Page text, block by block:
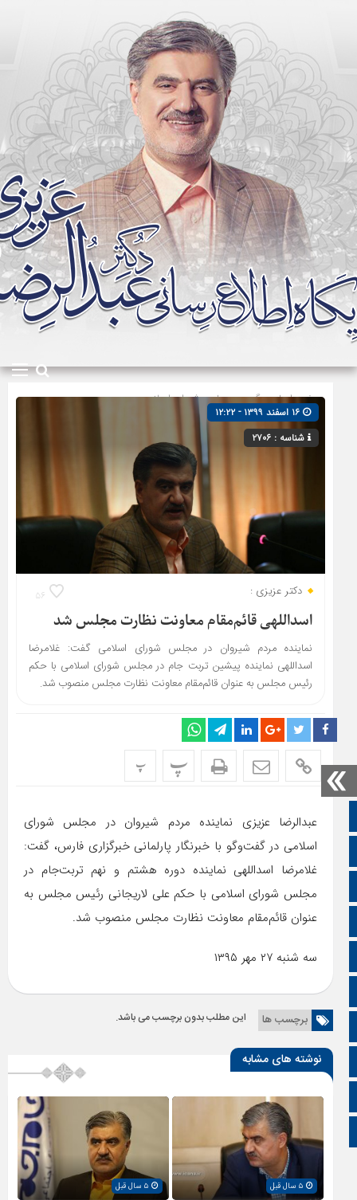
صفحه نخست
تالار گفتمان
اپلیکیشن سایت
آپارات
اینستاگرام
اطلاعات سایت
زبان انگلیسی
صفحه اصلی» گروه »مجلس شورای اسلامی
شناسه : ۲۷۰۶
۵۶ دکتر عزیزی :
اسداللهی قائم‌مقام معاونت نظارت مجلس شد
نماینده مردم شیروان در مجلس شورای اسلامی گفت: غلامرضا
اسداللهی نماینده پیشین تربت جام در مجلس شورای اسلامی با حکم
رئیس مجلس به عنوان قائم‌مقام معاونت نظارت مجلس منصوب شد.
پ پ
عبدالرضا عزیزی نماینده مردم شیروان در مجلس شورای
اسلامی در گفت‌وگو با خبرنگار پارلمانی خبرگزاری فارس، گفت:
غلامرضا اسداللهی نماینده دوره هشتم و نهم تربت‌جام در
مجلس شورای اسلامی با حکم علی لاریجانی رئیس مجلس به
عنوان قائم‌مقام معاونت نظارت مجلس منصوب شد.
سه شنبه ۲۷ مهر ۱۳۹۵
برچسب ها این مطلب بدون برچسب می باشد.
نوشته های مشابه
۵ سال قبل ۵ سال قبل